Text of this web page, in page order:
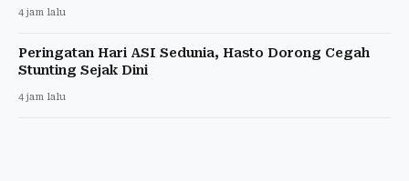
4 jam lalu
Peringatan Hari ASI Sedunia, Hasto Dorong Cegah
Stunting Sejak Dini
4 jam lalu